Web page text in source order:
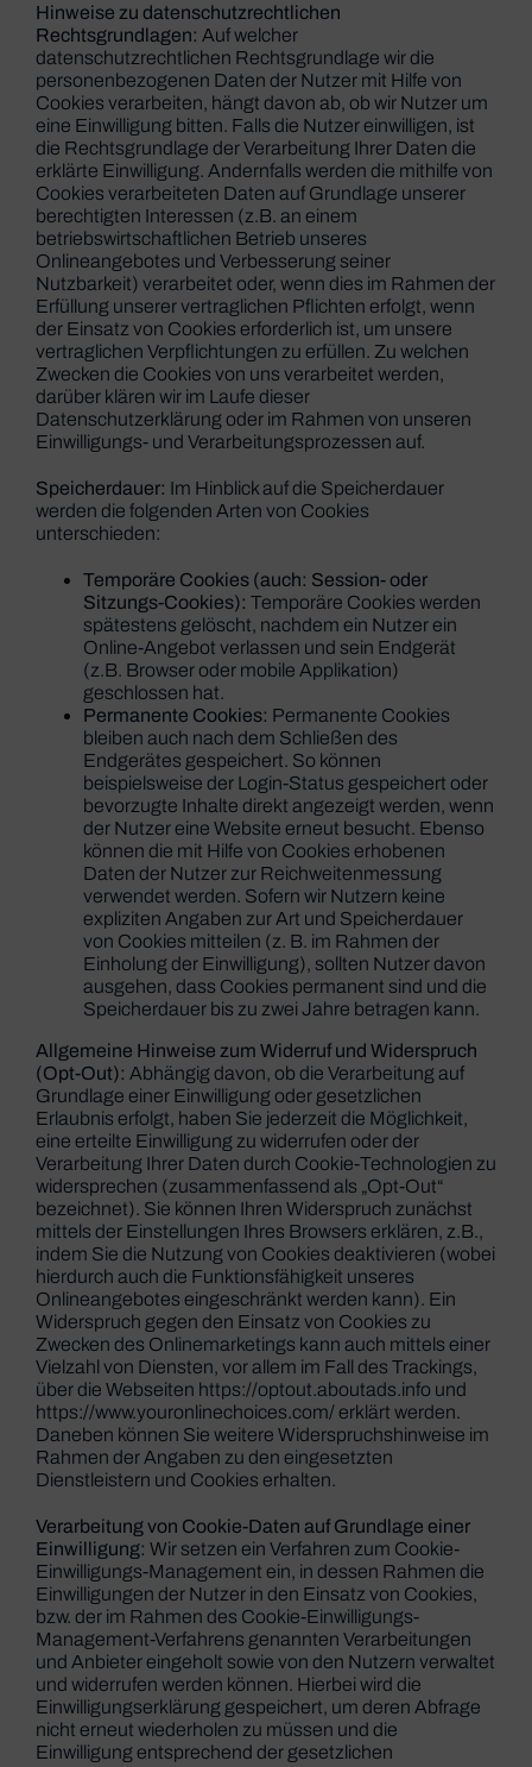
Hinweise zu datenschutzrechtlichen
Rechtsgrundlagen: Auf welcher
datenschutzrechtlichen Rechtsgrundlage wir die
personenbezogenen Daten der Nutzer mit Hilfe von
Cookies verarbeiten, hängt davon ab, ob wir Nutzer um
eine Einwilligung bitten. Falls die Nutzer einwilligen, ist
die Rechtsgrundlage der Verarbeitung Ihrer Daten die
erklärte Einwilligung. Andernfalls werden die mithilfe von
Cookies verarbeiteten Daten auf Grundlage unserer
berechtigten Interessen (z.B. an einem
betriebswirtschaftlichen Betrieb unseres
Onlineangebotes und Verbesserung seiner
Nutzbarkeit) verarbeitet oder, wenn dies im Rahmen der
Erfüllung unserer vertraglichen Pflichten erfolgt, wenn
der Einsatz von Cookies erforderlich ist, um unsere
vertraglichen Verpflichtungen zu erfüllen. Zu welchen
Zwecken die Cookies von uns verarbeitet werden,
darüber klären wir im Laufe dieser
Datenschutzerklärung oder im Rahmen von unseren
Einwilligungs- und Verarbeitungsprozessen auf.
Speicherdauer: Im Hinblick auf die Speicherdauer
werden die folgenden Arten von Cookies
unterschieden:
Temporäre Cookies (auch: Session- oder
Sitzungs-Cookies): Temporäre Cookies werden
spätestens gelöscht, nachdem ein Nutzer ein
Online-Angebot verlassen und sein Endgerät
(z.B. Browser oder mobile Applikation)
geschlossen hat.
Permanente Cookies: Permanente Cookies
bleiben auch nach dem Schließen des
Endgerätes gespeichert. So können
beispielsweise der Login-Status gespeichert oder
bevorzugte Inhalte direkt angezeigt werden, wenn
der Nutzer eine Website erneut besucht. Ebenso
können die mit Hilfe von Cookies erhobenen
Daten der Nutzer zur Reichweitenmessung
verwendet werden. Sofern wir Nutzern keine
expliziten Angaben zur Art und Speicherdauer
von Cookies mitteilen (z. B. im Rahmen der
Einholung der Einwilligung), sollten Nutzer davon
ausgehen, dass Cookies permanent sind und die
Speicherdauer bis zu zwei Jahre betragen kann.
Allgemeine Hinweise zum Widerruf und Widerspruch
(Opt-Out): Abhängig davon, ob die Verarbeitung auf
Grundlage einer Einwilligung oder gesetzlichen
Erlaubnis erfolgt, haben Sie jederzeit die Möglichkeit,
eine erteilte Einwilligung zu widerrufen oder der
Verarbeitung Ihrer Daten durch Cookie-Technologien zu
widersprechen (zusammenfassend als „Opt-Out“
bezeichnet). Sie können Ihren Widerspruch zunächst
mittels der Einstellungen Ihres Browsers erklären, z.B.,
indem Sie die Nutzung von Cookies deaktivieren (wobei
hierdurch auch die Funktionsfähigkeit unseres
Onlineangebotes eingeschränkt werden kann). Ein
Widerspruch gegen den Einsatz von Cookies zu
Zwecken des Onlinemarketings kann auch mittels einer
Vielzahl von Diensten, vor allem im Fall des Trackings,
über die Webseiten https://optout.aboutads.info und
https://www.youronlinechoices.com/erklärt werden.
Daneben können Sie weitere Widerspruchshinweise im
Rahmen der Angaben zu den eingesetzten
Dienstleistern und Cookies erhalten.
Verarbeitung von Cookie-Daten auf Grundlage einer
Einwilligung: Wir setzen ein Verfahren zum Cookie-
Einwilligungs-Management ein, in dessen Rahmen die
Einwilligungen der Nutzer in den Einsatz von Cookies,
bzw. der im Rahmen des Cookie-Einwilligungs-
Management-Verfahrens genannten Verarbeitungen
und Anbieter eingeholt sowie von den Nutzern verwaltet
und widerrufen werden können. Hierbei wird die
Einwilligungserklärung gespeichert, um deren Abfrage
nicht erneut wiederholen zu müssen und die
Einwilligung entsprechend der gesetzlichen